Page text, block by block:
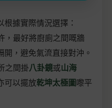
據實際情況選擇：
，最好將廚廁之間嘅牆
，避免氣流直接對沖。
之間掛八卦鏡或山海
可以擺放乾坤太極圖嚟平